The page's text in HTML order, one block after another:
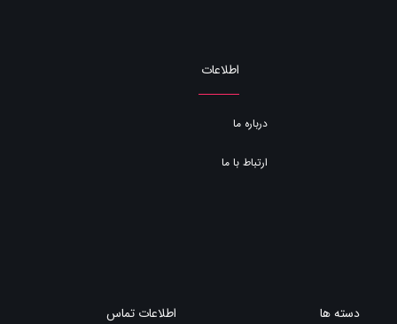
دسته ها
اطلاعات
اطلاعات تماس
درباره ما
ارتباط با ما